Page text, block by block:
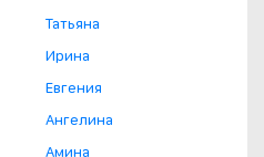
Татьяна
Ирина
Евгения
Ангелина
Амина